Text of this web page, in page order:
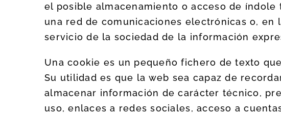
el posible almacenamiento o acceso de
una red de comunicaciones electrónicas o,
servicio de la sociedad de la información
Una cookie es un pequeño fichero de texto
Su utilidad es que la web sea capaz de
almacenar información de carácter técnico,
uso, enlaces a redes sociales, acceso a